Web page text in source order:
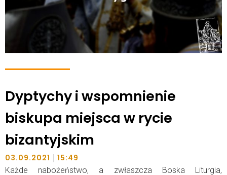
Dyptychy i wspomnienie
biskupa miejsca w rycie
bizantyjskim
03.09.2021 | 15:49
Każde nabożeństwo, a zwłaszcza Boska Liturgia,